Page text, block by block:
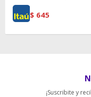
$ 645
¡Suscribite y